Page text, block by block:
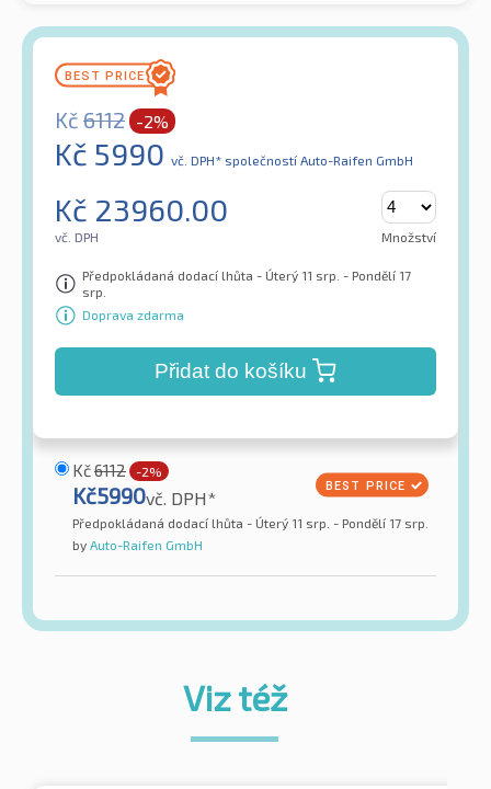
Kč 6112 -2%
Kč 5990 vč. DPH* společností Auto-Raifen GmbH
Kč 23960.00
vč. DPH Množství
Předpokládaná dodací lhůta - Úterý 11 srp. - Pondělí 17
srp.
Doprava zdarma
Přidat do košíku
Kč6112 -2%
Kč5990vč. DPH*
Předpokládaná dodací lhůta - Úterý 11 srp. - Pondělí 17 srp.
by Auto-Raifen GmbH
Viz též